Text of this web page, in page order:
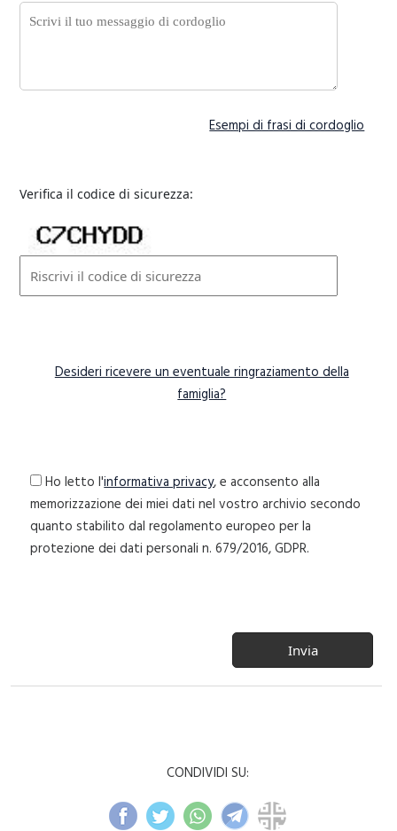
Esempi di frasi di cordoglio
Verifica il codice di sicurezza:
Desideri ricevere un eventuale ringraziamento della
famiglia?
Ho letto l'informativa privacy, e acconsento alla
memorizzazione dei miei dati nel vostro archivio secondo
quanto stabilito dal regolamento europeo per la
protezione dei dati personali n. 679/2016, GDPR.
CONDIVIDI SU: